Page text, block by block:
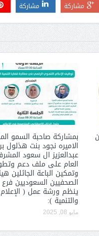
مشاركة مشاركة
بمشاركة صاحبة السمو
الاميره نجود بنت هذلول
عبدالعزيز ال سعود
العام على ملف دعم
وتمكين الباعة الجائلين
الصحفيين السعوديين فرع
ينظم ورشة عمل ( الإعلام
والتنمية ):
مايو 08, 2025
صاحبة السمو الملكي
نجود بنت هذلول بن
ال سعود المشرف العام
دعم وتطوير وتمكين
الجائلين هيئة الصحفيين
فرع نجران ينظم ورشة
عمل ( الإعلام والتنمية ):